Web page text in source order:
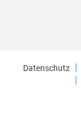
Datenschutz